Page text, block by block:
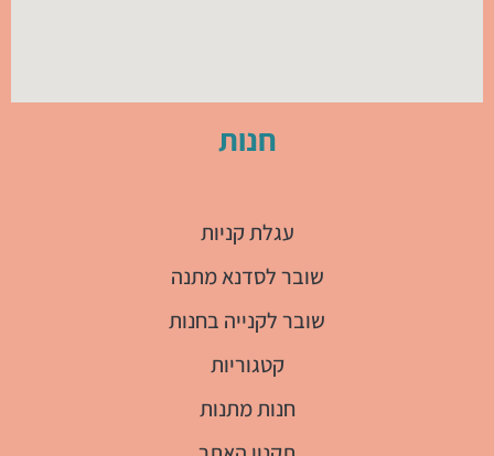
חנות
עגלת קניות
שובר לסדנא מתנה
שובר לקנייה בחנות
קטגוריות
חנות מתנות